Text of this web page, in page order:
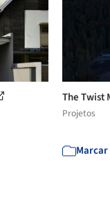
The Twist
Projetos
Marcar